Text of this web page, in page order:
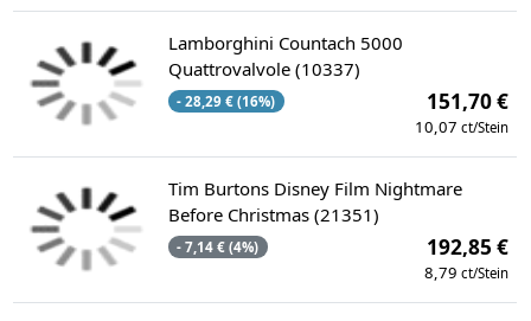
Lamborghini Countach 5000
Quattrovalvole (10337)
- 28,29 € (16%) 151,70 €
10,07 ct/Stein
Tim Burtons Disney Film Nightmare
Before Christmas (21351)
- 7,14 € (4%) 192,85 €
8,79 ct/Stein